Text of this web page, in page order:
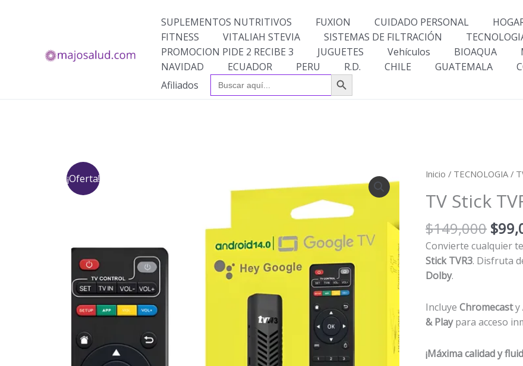
SUPLEMENTOS NUTRITIVOS FUXION CUIDADO PERSONAL
FITNESS
VITALIAH STEVIA SISTEMAS DE FILTRACIÓN
PROMOCION PIDE 2 RECIBE 3
JUGUETES Vehículos BIOAQUA
NAVIDAD
ECUADOR PERU R.D. CHILE GUATEMALA
Afiliados
Buscar: Botón de búsqueda
¡Oferta! Inicio / TECNOLOGIA /
TV Stick
$149,000
El
era:
$
Convierte cualquier
Stick TVR3. Disfruta
Dolby.
IncluyeChromecasty
& Playpara acceso
¡Máxima calidad y
TV
TVR3
Magis
cantidad